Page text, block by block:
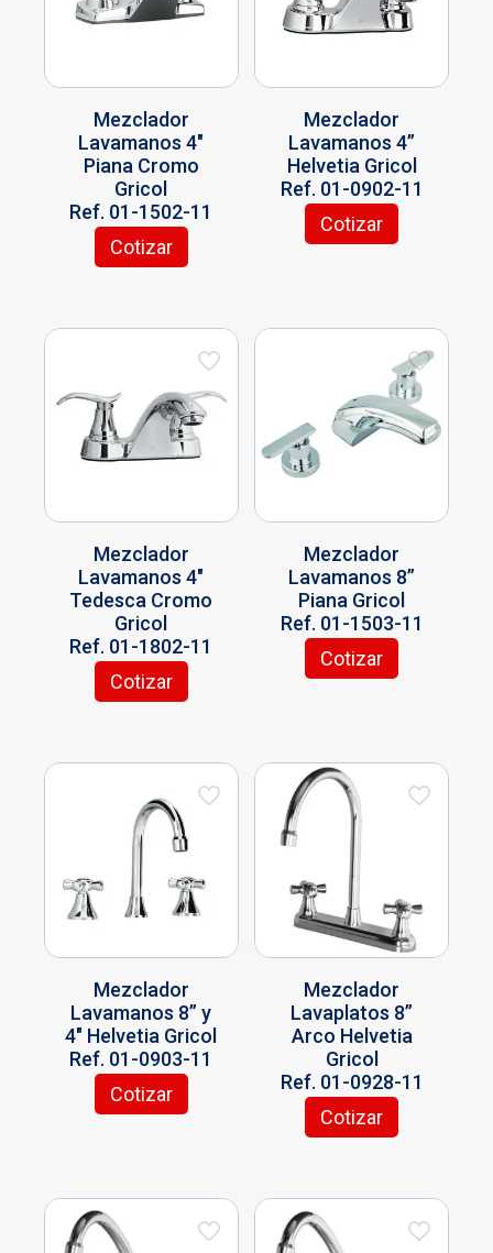
Mezclador
Lavamanos 4″
Piana Cromo
Gricol
Ref. 01-1502-11
Cotizar
Mezclador
Lavamanos 4”
Helvetia Gricol
Ref. 01-0902-11
Cotizar
Mezclador
Lavamanos 4″
Tedesca Cromo
Gricol
Ref. 01-1802-11
Cotizar
Mezclador
Lavamanos 8”
Piana Gricol
Ref. 01-1503-11
Cotizar
Mezclador
Lavamanos 8” y
4″ Helvetia Gricol
Ref. 01-0903-11
Cotizar
Mezclador
Lavaplatos 8”
Arco Helvetia
Gricol
Ref. 01-0928-11
Cotizar